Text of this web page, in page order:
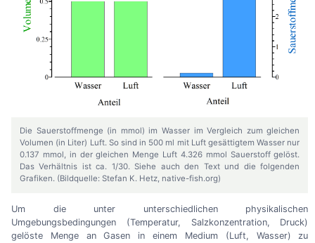
Die Sauerstoffmenge (in mmol) im Wasser im Vergleich zum gleichen
Volumen (in Liter) Luft. So sind in 500 ml mit Luft gesättigtem Wasser nur
0.137 mmol, in der gleichen Menge Luft 4.326 mmol Sauerstoff gelöst.
Das Verhältnis ist ca. 1/30. Siehe auch den Text und die folgenden
Grafiken. (Bildquelle: Stefan K. Hetz, native-fish.org)
Um die unter unterschiedlichen physikalischen
Umgebungsbedingungen (Temperatur, Salzkonzentration, Druck)
gelöste Menge an Gasen in einem Medium (Luft, Wasser) zu